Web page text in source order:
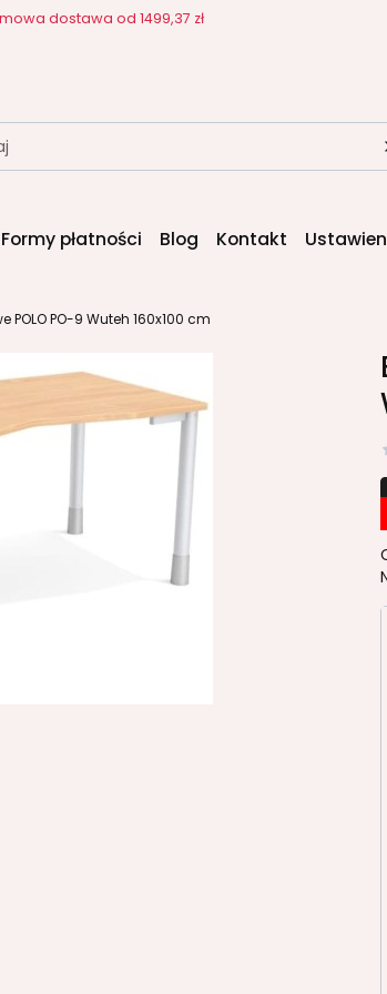
dostawa od 1499,37 zł
Formy płatności Blog Kontakt
POLO PO-9 Wuteh 160x100 cm